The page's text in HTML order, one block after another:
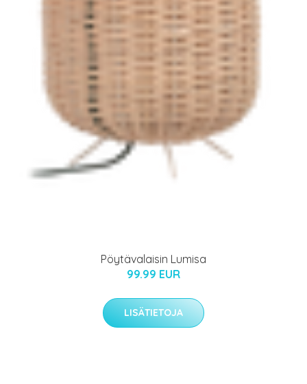
Pöytävalaisin Lumisa
99.99 EUR
LISÄTIETOJA